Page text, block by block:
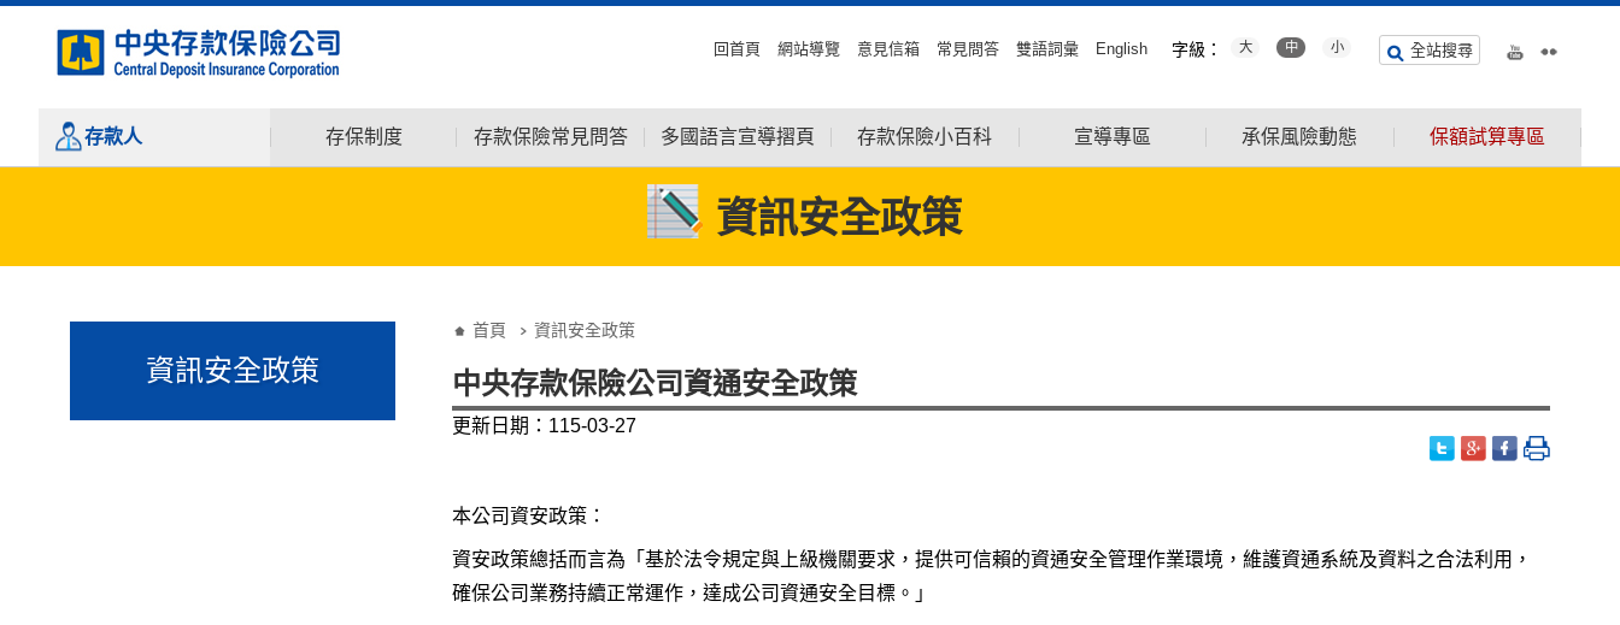
回首頁 網站導覽 意見信箱 常見問答 雙語詞彙 English 字級： 大 中 小 全站搜尋
存款人 存保制度 存款保險常見問答 多國語言宣導摺頁 存款保險小百科 宣導專區 承保風險動態 保額試算專區
資訊安全政策
資訊安全政策
首頁 資訊安全政策
中央存款保險公司資通安全政策
更新日期：115-03-27
本公司資安政策：
資安政策總括而言為「基於法令規定與上級機關要求，提供可信賴的資通安全管理作業環境，維護資通系統及資料之合法利用，
確保公司業務持續正常運作，達成公司資通安全目標。」